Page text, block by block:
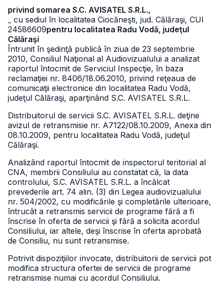
privind somarea S.C. AVISATEL S.R.L.,
_ cu sediul în localitatea Ciocăneşti, jud. Călăraşi, CUI
24586609pentru localitatea Radu Vodă, judeţul
Călăraşi
Întrunit în şedinţă publică în ziua de 23 septembrie
2010, Consiliul Naţional al Audiovizualului a analizat
raportul întocmit de Serviciul Inspecţie, în baza
reclamaţiei nr. 8406/18.06.2010, privind reţeaua de
comunicaţii electronice din localitatea Radu Vodă,
judeţul Călăraşi, aparţinând S.C. AVISATEL S.R.L.
Distribuitorul de servicii S.C. AVISATEL S.R.L. deţine
avizul de retransmisie nr. A7122/08.10.2009, Anexa din
08.10.2009, pentru localitatea Radu Vodă, judeţul
Călăraşi.
Analizând raportul întocmit de inspectorul teritorial al
CNA, membrii Consiliului au constatat că, la data
controlului, S.C. AVISATEL S.R.L. a încălcat
prevederile art. 74 alin. (3) din Legea audiovizualului
nr. 504/2002, cu modificările şi completările ulterioare,
întrucât a retransmis servicii de programe fără a fi
înscrise în oferta de servicii şi fără a solicita acordul
Consiliului, iar altele, deşi înscrise în oferta aprobată
de Consiliu, nu sunt retransmise.
Potrivit dispoziţiilor invocate, distribuitorii de servicii pot
modifica structura ofertei de servicii de programe
retransmise numai cu acordul Consiliului.